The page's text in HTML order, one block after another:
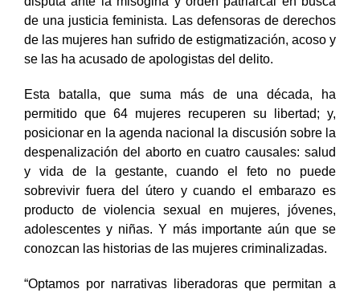
disputa ante la misógina y orden patriarcal en busca
de una justicia feminista. Las defensoras de derechos
de las mujeres han sufrido de estigmatización, acoso y
se las ha acusado de apologistas del delito.
Esta batalla, que suma más de una década, ha
permitido que 64 mujeres recuperen su libertad; y,
posicionar en la agenda nacional la discusión sobre la
despenalización del aborto en cuatro causales: salud
y vida de la gestante, cuando el feto no puede
sobrevivir fuera del útero y cuando el embarazo es
producto de violencia sexual en mujeres, jóvenes,
adolescentes y niñas. Y más importante aún que se
conozcan las historias de las mujeres criminalizadas.
“Optamos por narrativas liberadoras que permitan a